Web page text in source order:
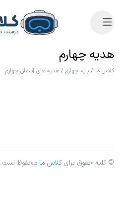
هدیه چهارم
کلاس ما / پایه چهارم /هدیه های آسمان چهارم
© کلیه حقوق برایکلاس ما محفوظ است. ۱۴۰۴